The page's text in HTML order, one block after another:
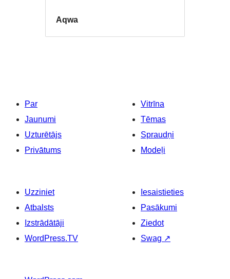
Aqwa
Par
Jaunumi
Uzturētājs
Privātums
Vitrīna
Tēmas
Spraudņi
Modeļi
Uzziniet
Atbalsts
Izstrādātāji
WordPress.TV
Iesaistieties
Pasākumi
Ziedot
Swag ↗